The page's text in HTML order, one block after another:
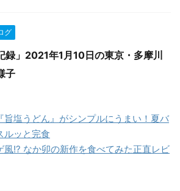
グ
録」2021年1月10日の東京・多摩川
子
旨塩うどん』がシンプルにうまい！夏バ
ルッと完食
風!? なか卯の新作を食べてみた正直レビ